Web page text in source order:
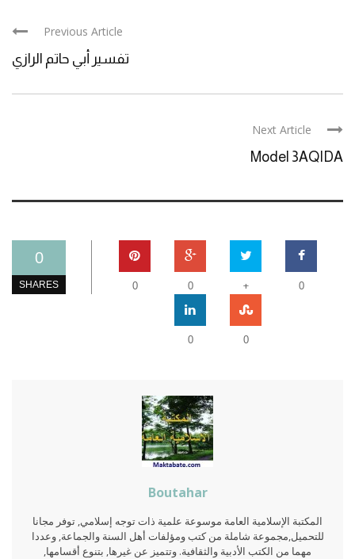
Previous Article
تفسير أبي حاتم الرازي
Next Article
Model 3AQIDA
0
SHARES 0
+
0
0
0
0
Boutahar
المكتبة الإسلامية العامة موسوعة علمية ذات توجه إسلامي, توفر مجانا
للتحميل,مجموعة شاملة من كتب ومؤلفات أهل السنة والجماعة, وعددا
مهما من الكتب الأدبية والثقافية. وتتميز عن غيرها, بتنوع أقسامها,